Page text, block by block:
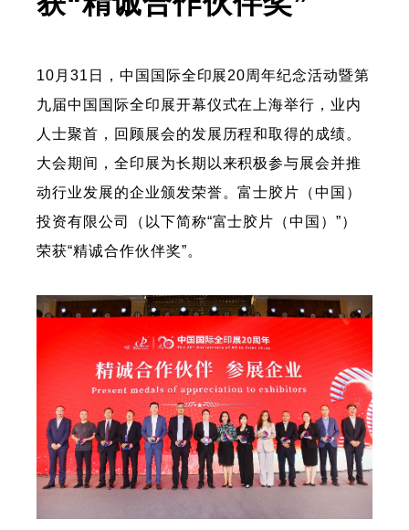
10月31日，中国国际全印展20周年纪念活动暨第
九届中国国际全印展开幕仪式在上海举行，业内
人士聚首，回顾展会的发展历程和取得的成绩。
大会期间，全印展为长期以来积极参与展会并推
动行业发展的企业颁发荣誉。富士胶片（中国）
投资有限公司（以下简称“富士胶片（中国）”）
荣获“精诚合作伙伴奖”。